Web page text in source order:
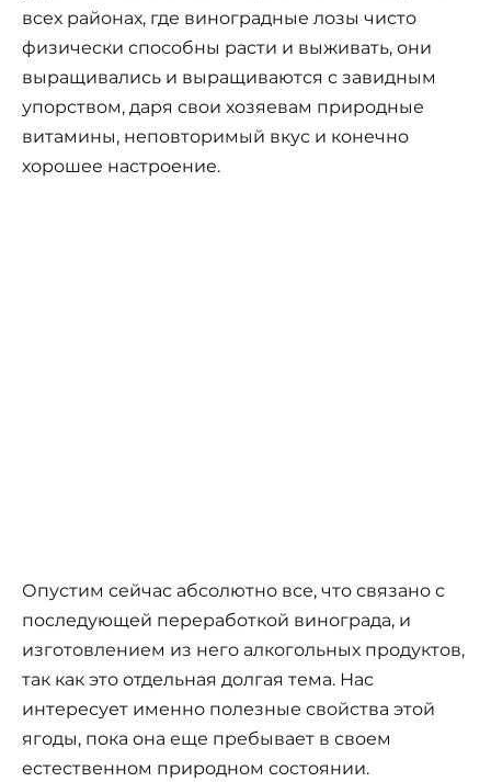
всех районах, где виноградные лозы чисто
физически способны расти и выживать, они
выращивались и выращиваются с завидным
упорством, даря свои хозяевам природные
витамины, неповторимый вкус и конечно
хорошее настроение.
Опустим сейчас абсолютно все, что связано с
последующей переработкой винограда, и
изготовлением из него алкогольных продуктов,
так как это отдельная долгая тема. Нас
интересует именно полезные свойства этой
ягоды, пока она еще пребывает в своем
естественном природном состоянии.